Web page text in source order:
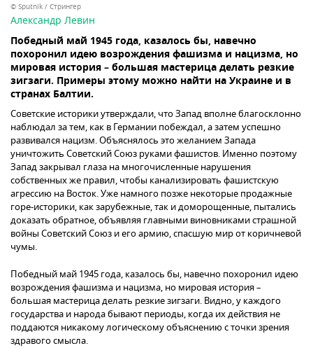
© Sputnik / Стрингер
Александр Левин
Победный май 1945 года, казалось бы, навечно
похоронил идею возрождения фашизма и нацизма, но
мировая история – большая мастерица делать резкие
зигзаги. Примеры этому можно найти на Украине и в
странах Балтии.
Советские историки утверждали, что Запад вполне благосклонно
наблюдал за тем, как в Германии побеждал, а затем успешно
развивался нацизм. Объяснялось это желанием Запада
уничтожить Советский Союз руками фашистов. Именно поэтому
Запад закрывал глаза на многочисленные нарушения
собственных же правил, чтобы канализировать фашистскую
агрессию на Восток. Уже намного позже некоторые продажные
горе-историки, как зарубежные, так и доморощенные, пытались
доказать обратное, объявляя главными виновниками страшной
войны Советский Союз и его армию, спасшую мир от коричневой
чумы.
Победный май 1945 года, казалось бы, навечно похоронил идею
возрождения фашизма и нацизма, но мировая история –
большая мастерица делать резкие зигзаги. Видно, у каждого
государства и народа бывают периоды, когда их действия не
поддаются никакому логическому объяснению с точки зрения
здравого смысла.